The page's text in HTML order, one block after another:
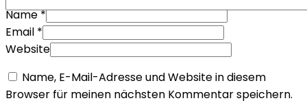
Name*
Email *
Website
Name, E-Mail-Adresse und Website in diesem
Browser für meinen nächsten Kommentar speichern.